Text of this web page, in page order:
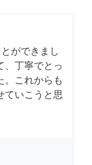
ができまし
、丁寧でとっ
。これからも
ていこうと思